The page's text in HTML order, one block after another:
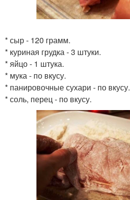
* сыр - 120 грамм.
* куриная грудка - 3 штуки.
* яйцо - 1 штука.
* мука - по вкусу.
* панировочные сухари - по вкусу.
* соль, перец - по вкусу.